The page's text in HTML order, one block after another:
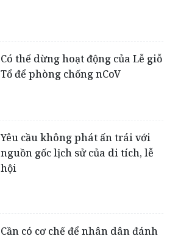
Có thể dừng hoạt động của Lễ giỗ
Tổ để phòng chống nCoV
Yêu cầu không phát ấn trái với
nguồn gốc lịch sử của di tích, lễ
hội
Cần có cơ chế để nhân dân đánh